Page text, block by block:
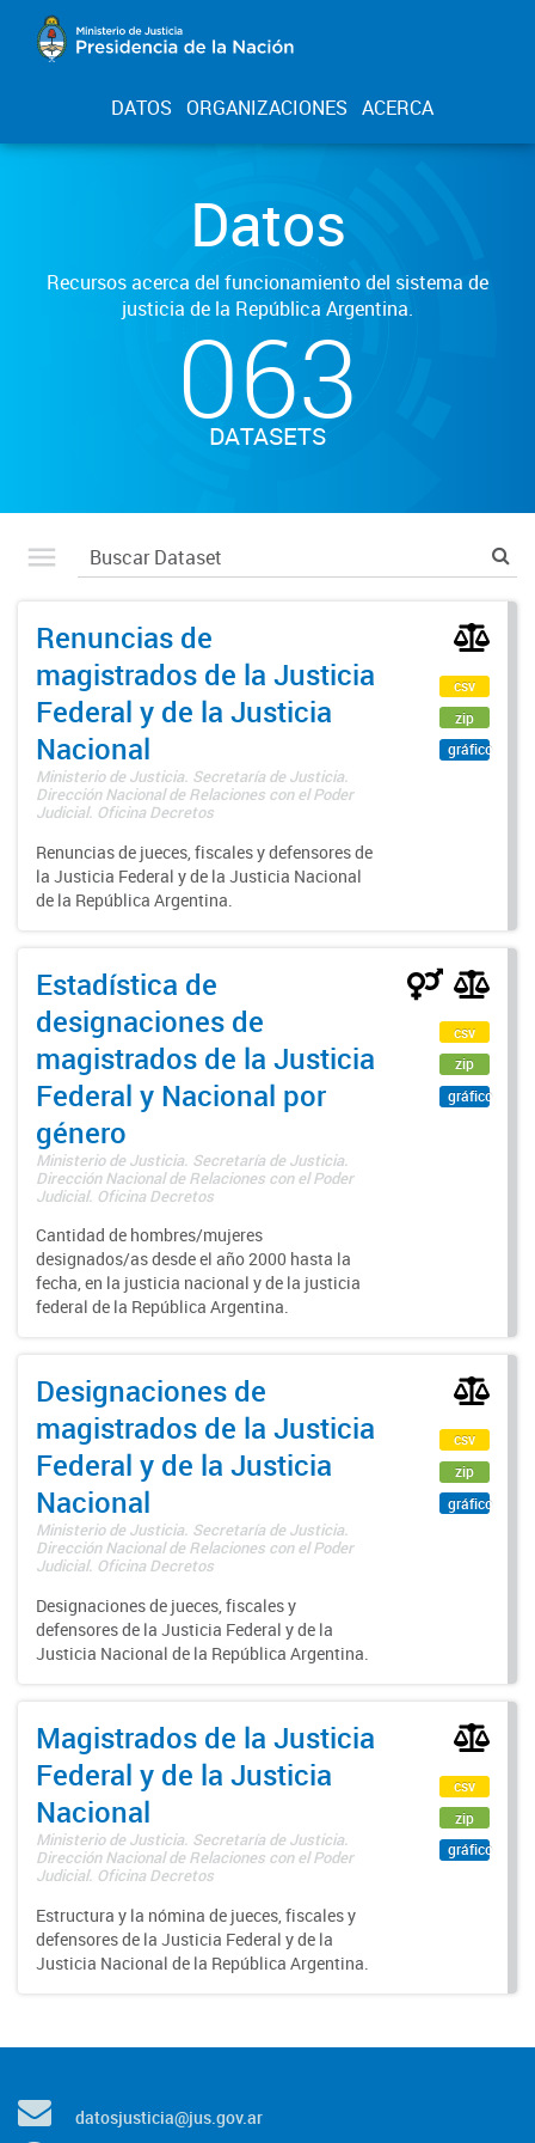
DATOS ORGANIZACIONES ACERCA
Datos
Recursos acerca del funcionamiento del sistema de
justicia de la República Argentina.
063
DATASETS
Renuncias de
magistrados de la Justicia
Federal y de la Justicia
Nacional
Ministerio de Justicia. Secretaría de Justicia.
Dirección Nacional de Relaciones con el Poder
Judicial. Oficina Decretos
Renuncias de jueces, fiscales y defensores de
la Justicia Federal y de la Justicia Nacional
de la República Argentina.
csv
zip
gráfico
Estadística de
designaciones de
magistrados de la Justicia
Federal y Nacional por
género
Ministerio de Justicia. Secretaría de Justicia.
Dirección Nacional de Relaciones con el Poder
Judicial. Oficina Decretos
Cantidad de hombres/mujeres
designados/as desde el año 2000 hasta la
fecha, en la justicia nacional y de la justicia
federal de la República Argentina.
csv
zip
gráfico
Designaciones de
magistrados de la Justicia
Federal y de la Justicia
Nacional
Ministerio de Justicia. Secretaría de Justicia.
Dirección Nacional de Relaciones con el Poder
Judicial. Oficina Decretos
Designaciones de jueces, fiscales y
defensores de la Justicia Federal y de la
Justicia Nacional de la República Argentina.
csv
zip
gráfico
Magistrados de la Justicia
Federal y de la Justicia
Nacional
Ministerio de Justicia. Secretaría de Justicia.
Dirección Nacional de Relaciones con el Poder
Judicial. Oficina Decretos
Estructura y la nómina de jueces, fiscales y
defensores de la Justicia Federal y de la
Justicia Nacional de la República Argentina.
csv
zip
gráfico
datosjusticia@jus.gov.ar